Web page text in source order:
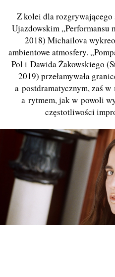
Z kolei dla
Ujazdowskim „Performansu
2018) Michailova
ambientowe atmosfery.
Pol i Dawida Żakowskiego
2019) przełamywała
a postdramatycznym, zaś
a rytmem, jak w powoli
częstotliwości